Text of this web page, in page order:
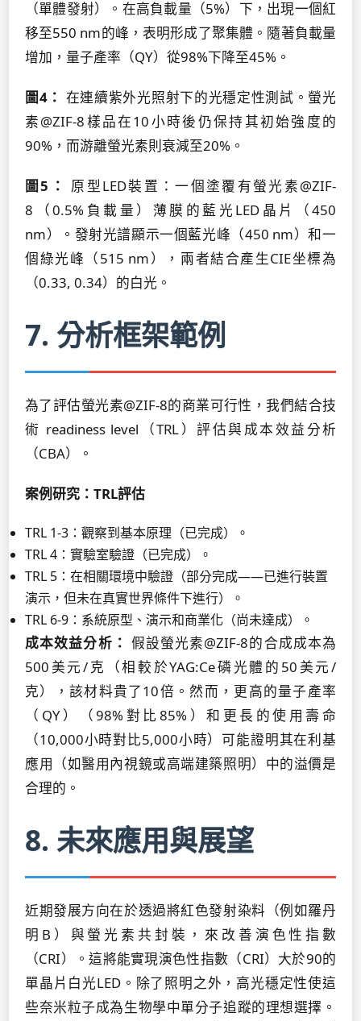
（單體發射）。在高負載量（5%）下，出現一個紅
移至550 nm的峰，表明形成了聚集體。隨著負載量
增加，量子產率（QY）從98%下降至45%。
圖4： 在連續紫外光照射下的光穩定性測試。螢光
素@ZIF-8樣品在10小時後仍保持其初始強度的
90%，而游離螢光素則衰減至20%。
圖5：
原型LED裝置：一個塗覆有螢光素@ZIF-
8（0.5%負載量）薄膜的藍光LED晶片（450
nm）。發射光譜顯示一個藍光峰（450 nm）和一
個綠光峰（515 nm），兩者結合產生CIE坐標為
（0.33, 0.34）的白光。
7. 分析框架範例
為了評估螢光素@ZIF-8的商業可行性，我們結合技
術 readiness level（TRL）評估與成本效益分析
（CBA）。
案例研究：TRL評估
TRL 1-3：觀察到基本原理（已完成）。
TRL 4：實驗室驗證（已完成）。
TRL 5：在相關環境中驗證（部分完成——已進行裝置
演示，但未在真實世界條件下進行）。
TRL 6-9：系統原型、演示和商業化（尚未達成）。
成本效益分析： 假設螢光素@ZIF-8的合成成本為
500美元/克（相較於YAG:Ce磷光體的50美元/
克），該材料貴了10倍。然而，更高的量子產率
（QY）（98%對比85%）和更長的使用壽命
（10,000小時對比5,000小時）可能證明其在利基
應用（如醫用內視鏡或高端建築照明）中的溢價是
合理的。
8. 未來應用與展望
近期發展方向在於透過將紅色發射染料（例如羅丹
明B）與螢光素共封裝，來改善演色性指數
（CRI）。這將能實現演色性指數（CRI）大於90的
單晶片白光LED。除了照明之外，高光穩定性使這
些奈米粒子成為生物學中單分子追蹤的理想選擇。